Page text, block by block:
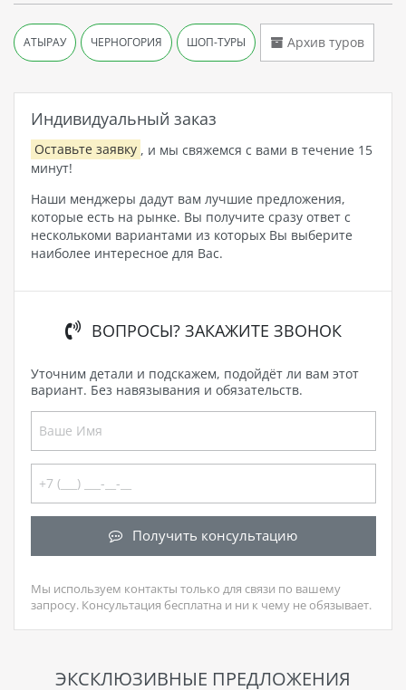
Индивидуальный заказ
Оставьте заявку , и мы свяжемся с вами в течение 15
минут!
Наши менджеры дадут вам лучшие предложения,
которые есть на рынке. Вы получите сразу ответ с
несколькоми вариантами из которых Вы выберите
наиболее интересное для Вас.
ВОПРОСЫ? ЗАКАЖИТЕ ЗВОНОК
Уточним детали и подскажем, подойдёт ли вам этот
вариант. Без навязывания и обязательств.
Получить консультацию
Мы используем контакты только для связи по вашему
запросу. Консультация бесплатна и ни к чему не обязывает.
ЭКСКЛЮЗИВНЫЕ ПРЕДЛОЖЕНИЯ
АТЫРАУ ЧЕРНОГОРИЯ ШОП-ТУРЫ Архив туров